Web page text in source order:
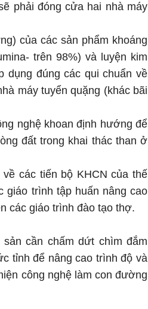
phải đóng cửa hai nhà máy
của các sản phẩm khoáng
trên 98%) và luyện kim
dụng đúng các qui chuẩn về
máy tuyển quặng (khác bãi
nghệ khoan định hướng để
đất trong khai thác than ở
các tiến bộ KHCN của thế
giáo trình tập huấn nâng cao
các giáo trình đào tạo thợ.
cần chấm dứt chìm đắm
tỉnh để nâng cao trình độ và
công nghệ làm con đường